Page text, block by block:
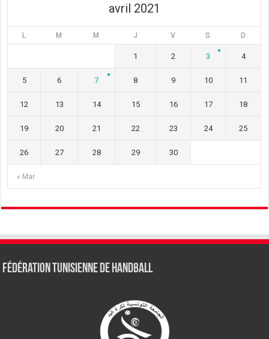
avril 2021
L M M J V S D
« Mar
1 2 3 4
5 6 7 8 9 10 11
12 13 14 15 16 17 18
19 20 21 22 23 24 25
26 27 28 29 30
Fédération tunisienne de Handball